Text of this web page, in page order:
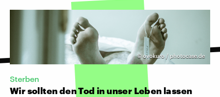
© ovokuro / photocase.de
Sterben
Wir sollten den Tod in unser Leben lassen